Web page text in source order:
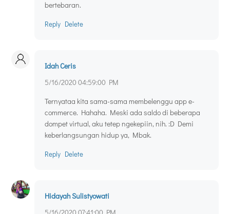
bertebaran.
Reply Delete
Idah Ceris
5/16/2020 04:59:00 PM
Ternyataa kita sama-sama membelenggu app e-
commerce. Hahaha. Meski ada saldo di beberapa
dompet virtual, aku tetep ngekepiin, nih. :D Demi
keberlangsungan hidup ya, Mbak.
Reply Delete
Hidayah Sulistyowati